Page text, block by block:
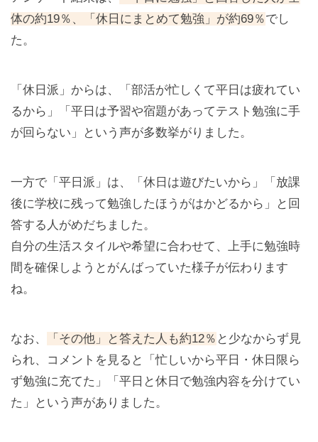
体の約19％、「休日にまとめて勉強」が約69％でし
た。
「休日派」からは、「部活が忙しくて平日は疲れてい
るから」「平日は予習や宿題があってテスト勉強に手
が回らない」という声が多数挙がりました。
一方で「平日派」は、「休日は遊びたいから」「放課
後に学校に残って勉強したほうがはかどるから」と回
答する人がめだちました。
自分の生活スタイルや希望に合わせて、上手に勉強時
間を確保しようとがんばっていた様子が伝わります
ね。
なお、 「その他」と答えた人も約12％ と少なからず見
られ、コメントを見ると「忙しいから平日・休日限ら
ず勉強に充てた」「平日と休日で勉強内容を分けてい
た」という声がありました。